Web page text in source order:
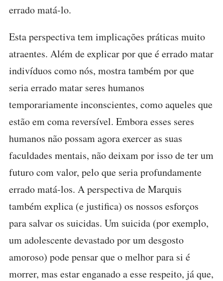
errado matá-lo.
Esta perspectiva tem implicações práticas muito
atraentes. Além de explicar por que é errado matar
indivíduos como nós, mostra também por que
seria errado matar seres humanos
temporariamente inconscientes, como aqueles que
estão em coma reversível. Embora esses seres
humanos não possam agora exercer as suas
faculdades mentais, não deixam por isso de ter um
futuro com valor, pelo que seria profundamente
errado matá-los. A perspectiva de Marquis
também explica (e justifica) os nossos esforços
para salvar os suicidas. Um suicida (por exemplo,
um adolescente devastado por um desgosto
amoroso) pode pensar que o melhor para si é
morrer, mas estar enganado a esse respeito, já que,